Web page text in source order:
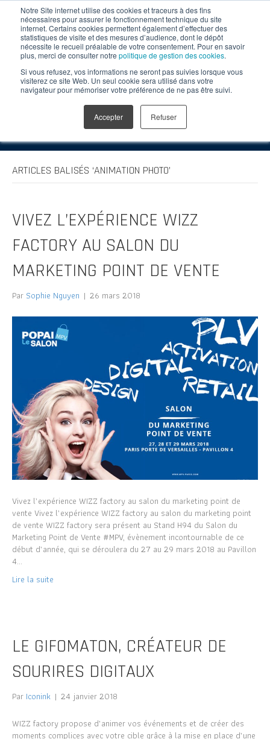
Notre Site internet utilise des cookies et traceurs à des fins
nécessaires pour assurer le fonctionnement technique du site
internet. Certains cookies permettent également d’effectuer des
statistiques de visite et des mesures d’audience, dont le dépôt
nécessite le recueil préalable de votre consentement. Pour en savoir
plus, merci de consulter notre politique de gestion des cookies.
Si vous refusez, vos informations ne seront pas suivies lorsque vous
visiterez ce site Web. Un seul cookie sera utilisé dans votre
navigateur pour mémoriser votre préférence de ne pas être suivi.
Accepter Refuser
Menu
ARTICLES BALISÉS ‘ANIMATION PHOTO’
VIVEZ L’EXPÉRIENCE WIZZ
FACTORY AU SALON DU
MARKETING POINT DE VENTE
Par Sophie Nguyen | 26 mars 2018
Vivez l’expérience WIZZ factory au salon du marketing point de
vente Vivez l’expérience WIZZ factory au salon du marketing point
de vente WIZZ factory sera présent au Stand H94 du Salon du
Marketing Point de Vente #MPV, évènement incontournable de ce
début d’année, qui se déroulera du 27 au 29 mars 2018 au Pavillon
4…
Lire la suite
LE GIFOMATON, CRÉATEUR DE
SOURIRES DIGITAUX
Par Iconink | 24 janvier 2018
WIZZ factory propose d’animer vos événements et de créer des
moments complices avec votre cible grâce à la mise en place d’une